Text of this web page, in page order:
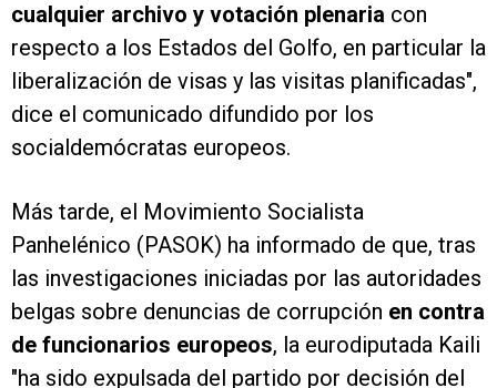
cualquier archivo y votación plenaria con
respecto a los Estados del Golfo, en particular la
liberalización de visas y las visitas planificadas",
dice el comunicado difundido por los
socialdemócratas europeos.
Más tarde, el Movimiento Socialista
Panhelénico (PASOK) ha informado de que, tras
las investigaciones iniciadas por las autoridades
belgas sobre denuncias de corrupción en contra
de funcionarios europeos, la eurodiputada Kaili
"ha sido expulsada del partido por decisión del